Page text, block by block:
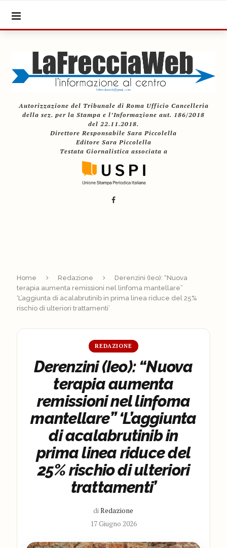
Autorizzazione del Tribunale di Roma Ufficio Cancelleria
della sez. per la Stampa e l’Informazione aut. 186/2018
del 22.11.2018.
Direttore Responsabile Sara Piccolella
Editore Sara Piccolella
Testata Giornalistica associata a
Home Redazione
Derenzini (Ieo): “Nuova
terapia aumenta remissioni nel linfoma mantellare”
‘L’aggiunta di acalabrutinib in prima linea riduce del 25%
rischio di ulteriori trattamenti’
REDAZIONE
Derenzini (Ieo): “Nuova
terapia aumenta
remissioni nel linfoma
mantellare” ‘L’aggiunta
di acalabrutinib in
prima linea riduce del
25% rischio di ulteriori
trattamenti’
diRedazione
17 Giugno 2026